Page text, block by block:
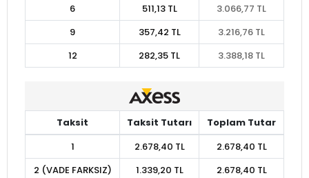
6
511,13 TL
3.066,77 TL
9
357,42 TL
3.216,76 TL
12
282,35 TL 3.388,18 TL
Taksit Taksit Tutarı
Toplam Tutar
1
2.678,40 TL
2.678,40 TL
2 (VADE FARKSIZ)
1.339,20 TL
2.678,40 TL